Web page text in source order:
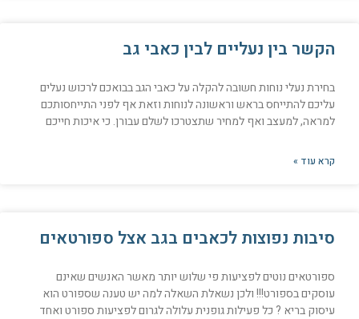
הקשר בין נעליים לבין כאבי גב
בחירת נעלי נוחות חשובה להקלה על כאבי הגב בבואכם לרכוש נעלים
עליכם להתייחס בראש וראשונה לנוחות וזאת אף לפני התייחסותכם
למראה, למעצב ואף למחיר שתצטרכו לשלם עבורן. כי איכות חייכם
קרא עוד »
סיבות נפוצות לכאבים בגב אצל ספורטאים
ספורטאים נוטים לפציעות פי שלוש יותר מאשר האנשים שאינם
עוסקים בספורט!!! ולכן נשאלת השאלה למה יש טענה שספורט הוא
עיסוק בריא ? כל פעילות גופנית עלולה לגרום לפציעות ספורט ואחד